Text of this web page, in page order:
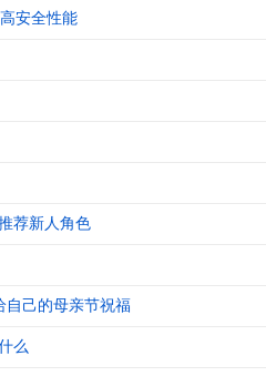
安全性能
荐新人角色
自己的母亲节祝福
么